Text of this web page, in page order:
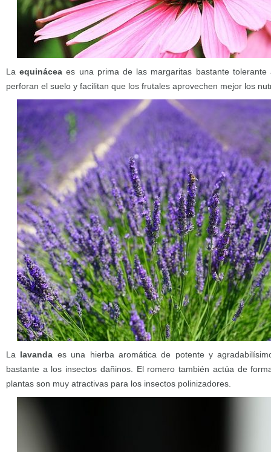
Laequinácea es una prima de las margaritas bastante
perforan el suelo y facilitan que los frutales aprovechen mejor los
La lavanda es una hierba aromática de potente y
bastante a los insectos dañinos. El romero también actúa de
plantas son muy atractivas para los insectos polinizadores.